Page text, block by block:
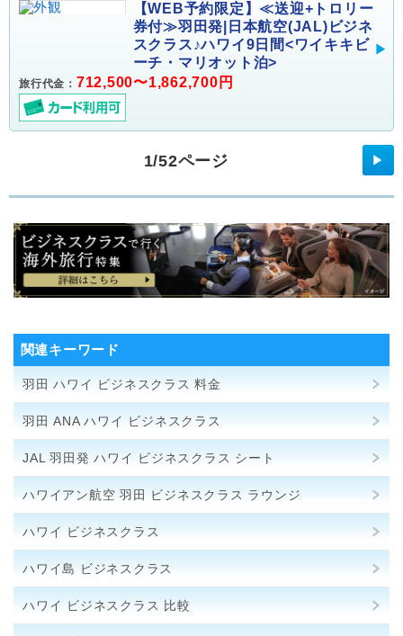
【WEB予約限定】≪送迎+トロリー
券付≫羽田発|日本航空(JAL)ビジネ
スクラス♪ハワイ9日間<ワイキキビ
ーチ・マリオット泊>
旅行代金： 712,500〜1,862,700円
1/52ページ ▶
関連キーワード
羽田 ハワイ ビジネスクラス 料金
羽田 ANA ハワイ ビジネスクラス
JAL 羽田発 ハワイ ビジネスクラス シート
ハワイアン航空 羽田 ビジネスクラス ラウンジ
ハワイ ビジネスクラス
ハワイ島 ビジネスクラス
ハワイ ビジネスクラス 比較